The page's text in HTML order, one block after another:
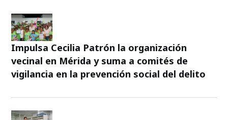
Impulsa Cecilia Patrón la organización
vecinal en Mérida y suma a comités de
vigilancia en la prevención social del delito